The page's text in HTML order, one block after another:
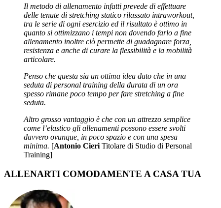
Il metodo di allenamento infatti prevede di effettuare
delle tenute di stretching statico rilassato intraworkout,
tra le serie di ogni esercizio ed il risultato è ottimo in
quanto si ottimizzano i tempi non dovendo farlo a fine
allenamento inoltre ciò permette di guadagnare forza,
resistenza e anche di curare la flessibilità e la mobilità
articolare.
Penso che questa sia un ottima idea dato che in una
seduta di personal training della durata di un ora
spesso rimane poco tempo per fare stretching a fine
seduta.
Altro grosso vantaggio è che con un attrezzo semplice
come l’elastico gli allenamenti possono essere svolti
davvero ovunque, in poco spazio e con una spesa
minima. [Antonio Cieri Titolare di Studio di Personal
Training]
ALLENARTI COMODAMENTE A CASA TUA